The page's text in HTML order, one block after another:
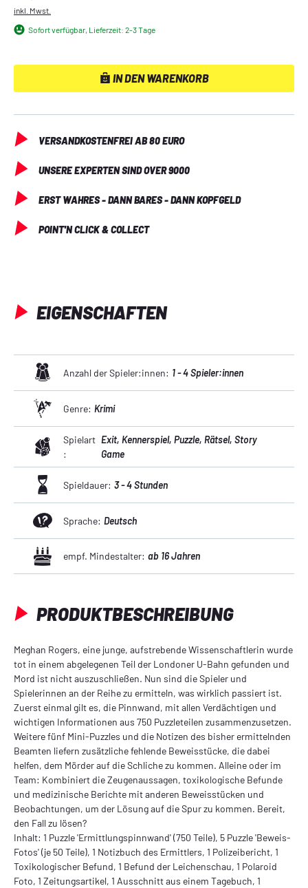
Zeugenaussagen, toxikologische Befunde und medizinische
Berichte mit anderen Beweisstücken und Beobachtungen,
um der Lösung auf die Spur zu kommen. Bereit, den Fall zu
inkl. Mwst.
Sofort verfügbar, Lieferzeit: 2-3 Tage
IN DEN WARENKORB
VERSANDKOSTENFREI AB 80 EURO
UNSERE EXPERTEN SIND OVER 9000
ERST WAHRES - DANN BARES - DANN KOPFGELD
POINT'N CLICK & COLLECT
PRODUKTBESCHREIBUNG
Meghan Rogers, eine junge, aufstrebende Wissenschaftlerin wurde
tot in einem abgelegenen Teil der Londoner U-Bahn gefunden und
Mord ist nicht auszuschließen. Nun sind die Spieler und
Spielerinnen an der Reihe zu ermitteln, was wirklich passiert ist.
Zuerst einmal gilt es, die Pinnwand, mit allen Verdächtigen und
wichtigen Informationen aus 750 Puzzleteilen zusammenzusetzen.
Weitere fünf Mini-Puzzles und die Notizen des bisher ermittelnden
Beamten liefern zusätzliche fehlende Beweisstücke, die dabei
helfen, dem Mörder auf die Schliche zu kommen. Alleine oder im
Team: Kombiniert die Zeugenaussagen, toxikologische Befunde
und medizinische Berichte mit anderen Beweisstücken und
Beobachtungen, um der Lösung auf die Spur zu kommen. Bereit,
den Fall zu lösen?
Inhalt: 1 Puzzle 'Ermittlungspinnwand' (750 Teile), 5 Puzzle 'Beweis-
Fotos' (je 50 Teile), 1 Notizbuch des Ermittlers, 1 Polizeibericht, 1
Toxikologischer Befund, 1 Befund der Leichenschau, 1 Polaroid
Foto, 1 Zeitungsartikel, 1 Ausschnitt aus einem Tagebuch, 1
EIGENSCHAFTEN
Anzahl der Spieler:innen: 1 - 4 Spieler:innen
Genre: Krimi
Spielart
:
Exit, Kennerspiel, Puzzle, Rätsel, Story
Game
Spieldauer: 3 - 4 Stunden
Sprache: Deutsch
empf. Mindestalter: ab 16 Jahren